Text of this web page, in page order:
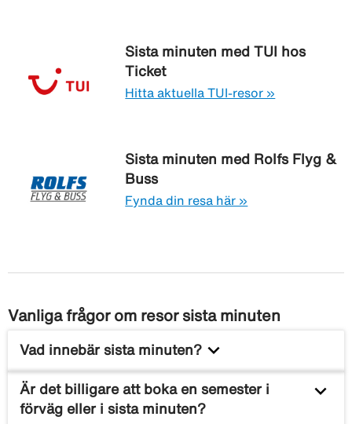
Sista minuten med TUI hos
Ticket
Hitta aktuella TUI-resor »
Sista minuten med Rolfs Flyg &
Buss
Fynda din resa här »
Vanliga frågor om resor sista minuten
Vad innebär sista minuten? keyboard_arrow_down
Sista minuten-resor är resor som bokas nära
avresedatumet. De kan vara rabatterade, men priset
beror på efterfrågan. Perfekt för dig som är flexibel
Är det billigare att boka en semester i
förväg eller i sista minuten?
keyboard_arrow_down